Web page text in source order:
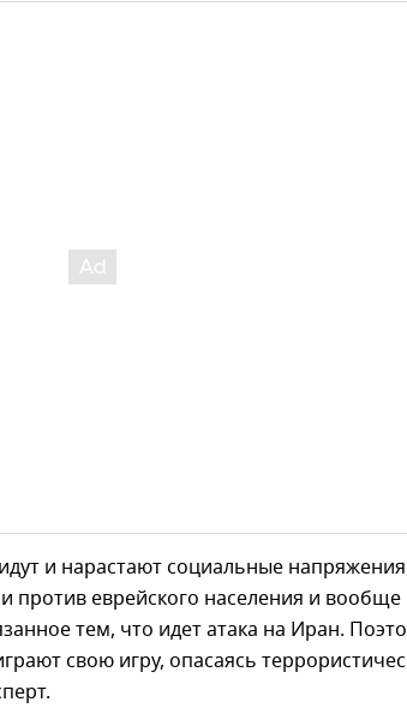
и нарастают социальные
против еврейского населения и вообще
тем, что идет атака на Иран.
свою игру, опасаясь